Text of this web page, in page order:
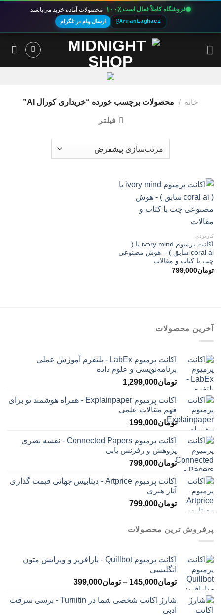
فروشگاه کاملاً فعال است ۱۰۰٪ محصولات آماده خرید می‌باشند
@ArmanLaghaei ارسال پیام در تلگرام
خانه / محصولات برچسب خورده “خریداری کورال AI”
فیلتر
کاربردی
اکانت پرمیوم ivory mind یا (
coral ai سابق ) – هوش مصنوعی
چت با کتاب و مقالات
تومان799,000
آخرین محصولات
اکانت پرمیوم LabEx - پلتفرم آموزش عملی
برنامه‌نویسی و علوم داده
تومان1,299,000
اکانت پرمیوم Explainpaper - همراه هوشمند تو برای
فهم مقالات علمی
تومان199,000
اکانت پرمیوم Connected Papers - نقشه بصری
پژوهش و رفرنس یابی
تومان799,000
اکانت پرمیوم Artprice - دیتابیس جهانی قیمت ‌گذاری
آثار هنری
تومان799,000
پرفروش ترین محصولات
اکانت پرمیوم Quillbot - پارافریز و ویرایش متون
انگلیسی
تومان145,000
– تومان399,000محدوده
تومان145,000
شارژ اکانت شخصی شما در Turnitin - برسی سرقت
ادبی